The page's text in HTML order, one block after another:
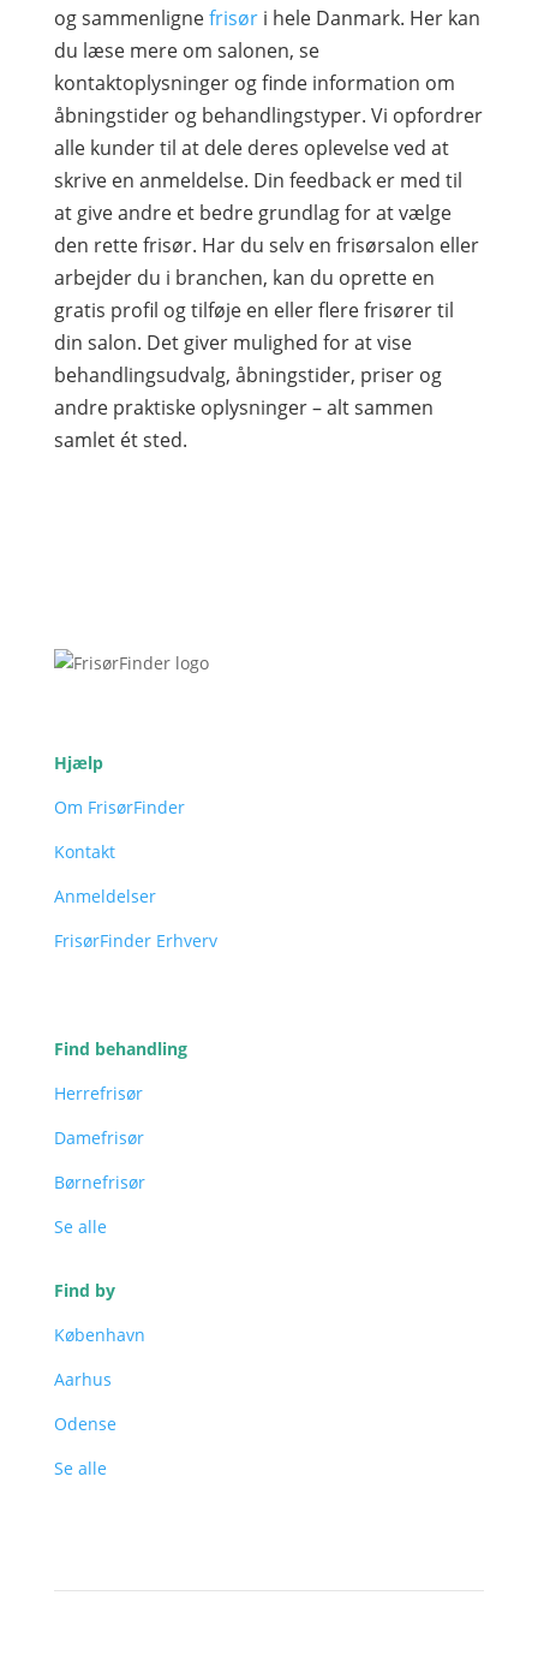
og sammenlignefrisøri hele Danmark. Her kan
du læse mere om salonen, se
kontaktoplysninger og finde information om
åbningstider og behandlingstyper. Vi opfordrer
alle kunder til at dele deres oplevelse ved at
skrive en anmeldelse. Din feedback er med til
at give andre et bedre grundlag for at vælge
den rette frisør. Har du selv en frisørsalon eller
arbejder du i branchen, kan du oprette en
gratis profil og tilføje en eller flere frisører til
din salon. Det giver mulighed for at vise
behandlingsudvalg, åbningstider, priser og
andre praktiske oplysninger – alt sammen
samlet ét sted.
Hjælp
Om FrisørFinder
Kontakt
Anmeldelser
FrisørFinder Erhverv
Find behandling
Herrefrisør
Damefrisør
Børnefrisør
Se alle
Find by
København
Aarhus
Odense
Se alle